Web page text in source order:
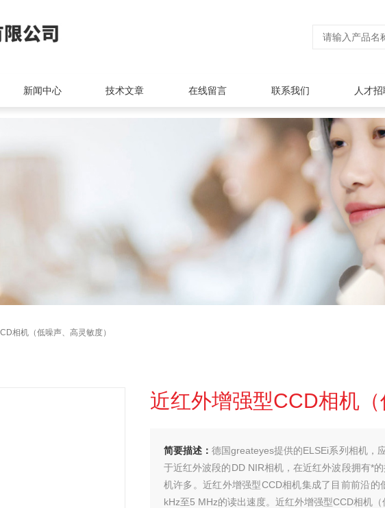
新闻中心 技术文章 在线留言 联系我们 人才
相机（低噪声、高灵敏度）
近红外增强型CCD相机（
简要描述：德国greateyes提供的ELSEi系列相机，
于近红外波段的DD NIR相机，在近红外波段拥有*
机许多。近红外增强型CCD相机集成了目前前沿
kHz至5 MHz的读出速度。近红外增强型CCD相机（